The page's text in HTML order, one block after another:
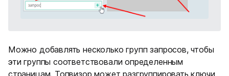
Можно добавлять несколько групп запросов, чтобы
эти группы соответствовали определенным